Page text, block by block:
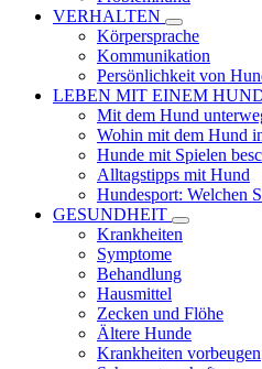
VERHALTEN
Körpersprache
Kommunikation
Persönlichkeit von
LEBEN MIT EINEM
Mit dem Hund
Wohin mit dem Hund
Hunde mit Spielen
Alltagstipps mit Hund
Hundesport: Welchen
GESUNDHEIT
Krankheiten
Symptome
Behandlung
Hausmittel
Zecken und Flöhe
Ältere Hunde
Krankheiten vorbeugen